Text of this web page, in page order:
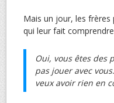
Mais un jour, les
qui leur fait
Oui, vous êtes des
pas jouer avec
veux avoir rien en